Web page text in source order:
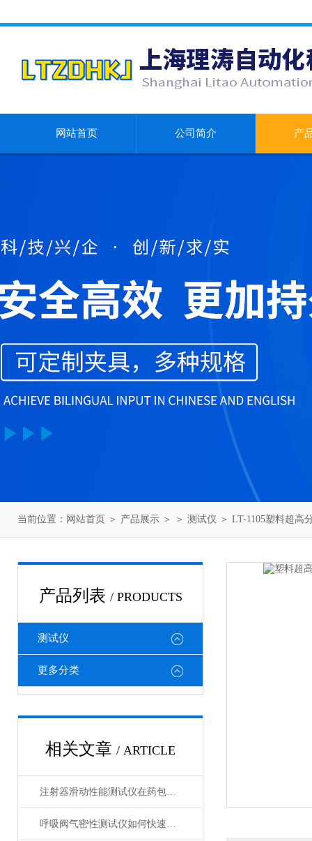
网站首页 公司简介 产
当前位置： 网站首页 ＞ 产品展示 ＞ ＞ 测试仪 ＞ LT-1105塑料超高
产品列表 / PRODUCTS
测试仪
更多分类
相关文章 / ARTICLE
注射器滑动性能测试仪在药包材检测中的应用
呼吸阀气密性测试仪如何快速判断呼吸阀是否失效？